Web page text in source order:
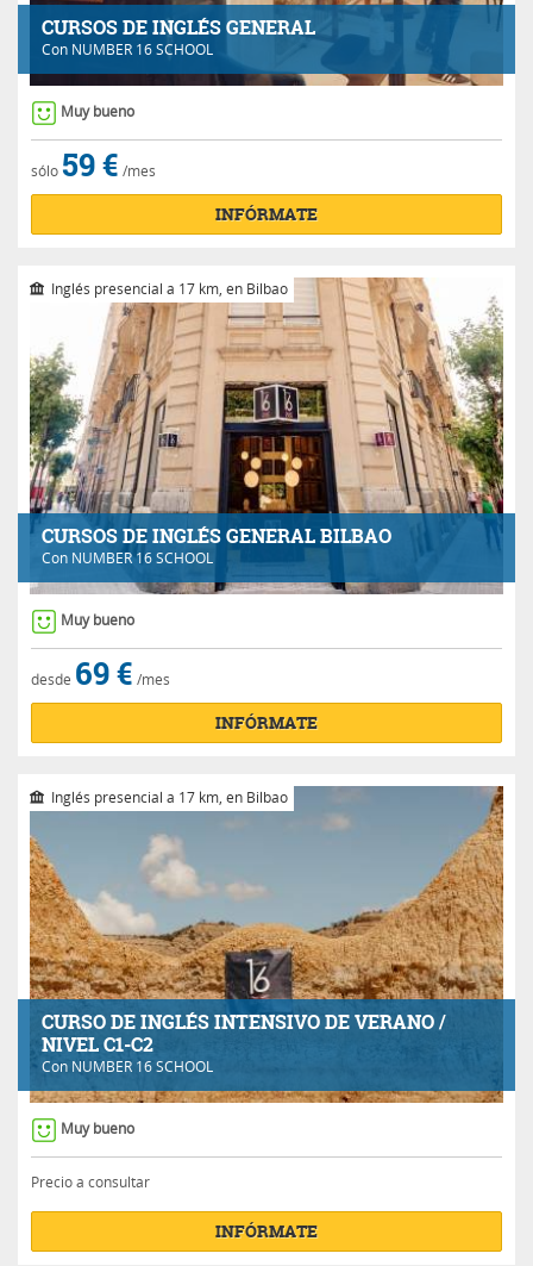
CURSOS DE INGLÉS GENERAL
Con NUMBER 16 SCHOOL
Muy bueno
sólo 59 € /mes
INFÓRMATE
CURSOS DE INGLÉS GENERAL BILBAO
Con NUMBER 16 SCHOOL
Inglés presencial a 17 km, en Bilbao
Muy bueno
desde 69 € /mes
INFÓRMATE
CURSO DE INGLÉS INTENSIVO DE VERANO /
NIVEL C1-C2
Con NUMBER 16 SCHOOL
Inglés presencial a 17 km, en Bilbao
Muy bueno
Precio a consultar
INFÓRMATE